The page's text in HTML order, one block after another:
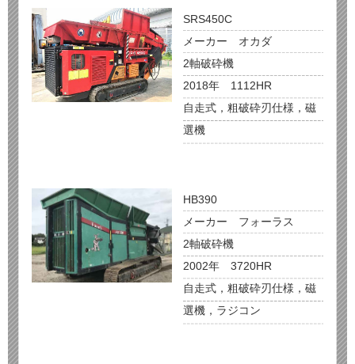
SRS450C
メーカー オカダ
2軸破砕機
2018年 1112HR
自走式，粗破砕刃仕様，磁
選機
HB390
メーカー フォーラス
2軸破砕機
2002年 3720HR
自走式，粗破砕刃仕様，磁
選機，ラジコン